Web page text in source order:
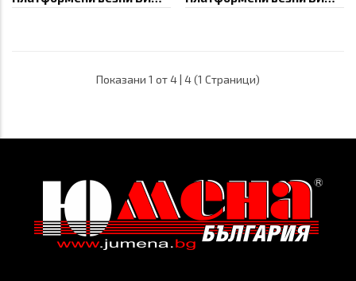
Показани 1 от 4 | 4 (1 Страници)